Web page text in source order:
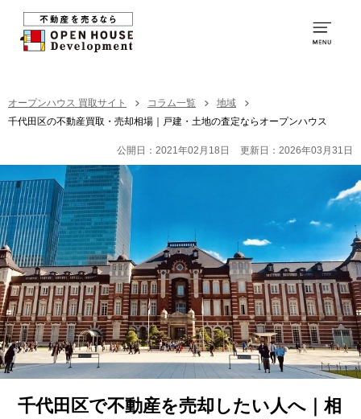
0120-231-053
営業時間：9:00～20:00
買取の特徴
お取引の流れ
社員紹介
買取の事例
お客様の声
オープンハウス 買取サイト コラム一覧
地域
千代田区の不動産買取・売却相場｜戸建・土地の査定ならオープンハウス
公開日：2021年02月18日 更新日：2026年03月31日
千代田区で不動産を売却したい人へ｜相